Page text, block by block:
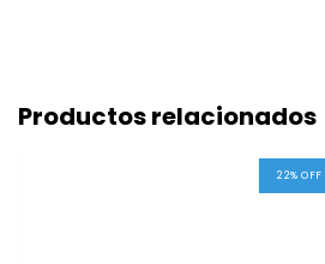
Productos relacionados
22%OFF